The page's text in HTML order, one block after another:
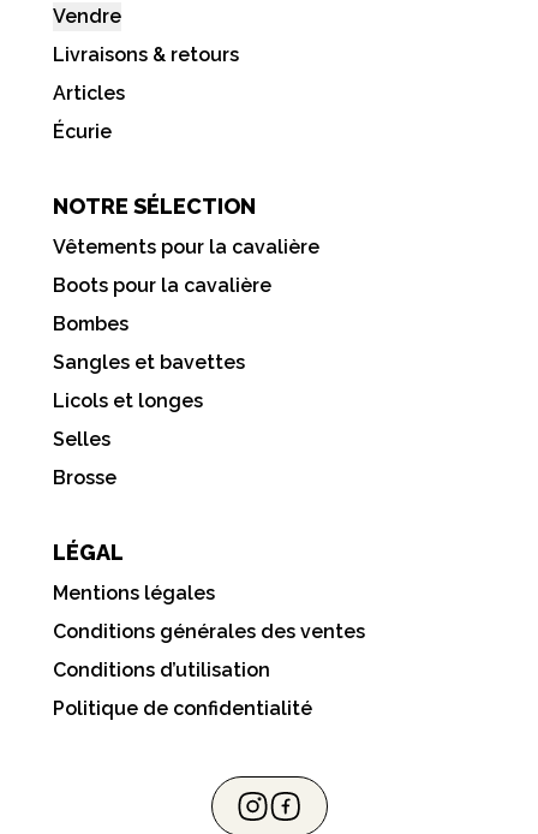
Vendre
Livraisons & retours
Articles
Écurie
NOTRE SÉLECTION
Vêtements pour la cavalière
Boots pour la cavalière
Bombes
Sangles et bavettes
Licols et longes
Selles
Brosse
LÉGAL
Mentions légales
Conditions générales des ventes
Conditions d’utilisation
Politique de confidentialité